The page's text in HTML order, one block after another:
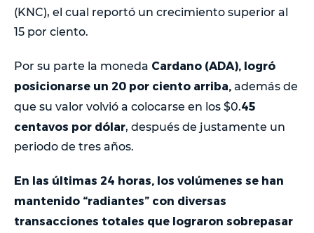
(KNC), el cual reportó un crecimiento superior al
15 por ciento.
Por su parte la moneda Cardano (ADA), logró
posicionarse un 20 por ciento arriba, además de
que su valor volvió a colocarse en los $0.45
centavos por dólar, después de justamente un
periodo de tres años.
En las últimas 24 horas, los volúmenes se han
mantenido “radiantes” con diversas
transacciones totales que lograron sobrepasar